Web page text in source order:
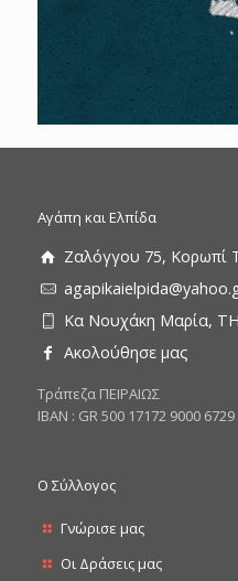
Αγάπη και Ελπίδα
Ζαλόγγου 75, Κορωπί
Κα Νουχάκη Μαρία,
Ακολούθησε μας
Tράπεζα ΠΕΙΡΑΙΩΣ
ΙΒΑΝ : GR 500 17172 9000
Ο Σύλλογος
Γνώρισε μας
Οι Δράσεις μας